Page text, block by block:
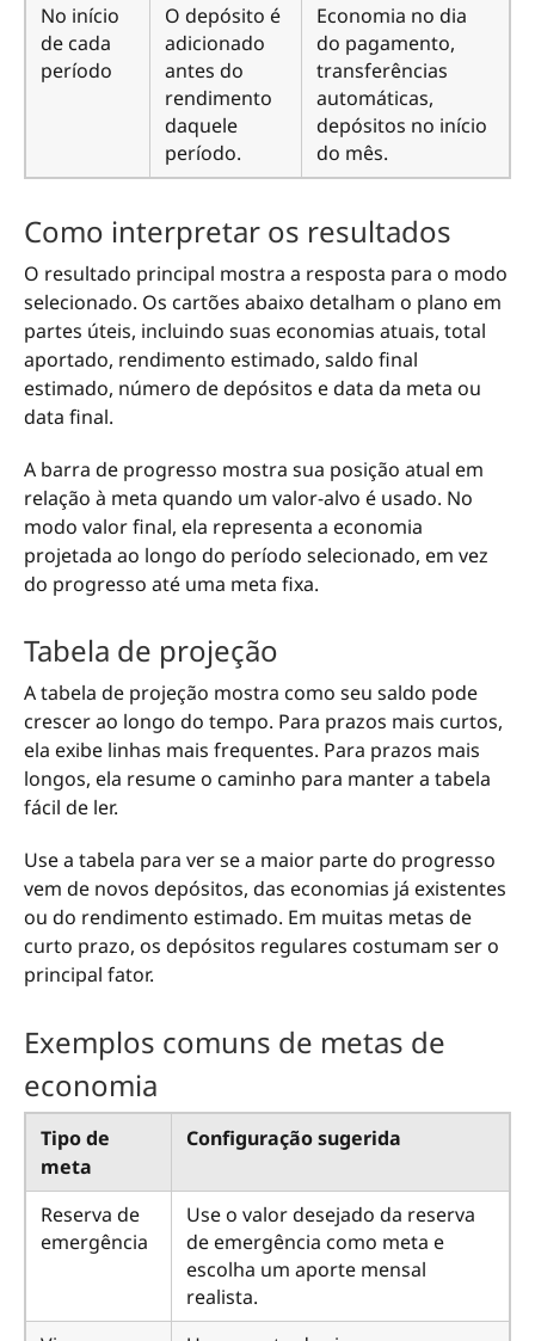
No início
de cada
período
O depósito é
adicionado
antes do
rendimento
daquele
período.
Economia no dia
do pagamento,
transferências
automáticas,
depósitos no início
do mês.
Como interpretar os resultados
O resultado principal mostra a resposta para o modo
selecionado. Os cartões abaixo detalham o plano em
partes úteis, incluindo suas economias atuais, total
aportado, rendimento estimado, saldo final
estimado, número de depósitos e data da meta ou
data final.
A barra de progresso mostra sua posição atual em
relação à meta quando um valor-alvo é usado. No
modo valor final, ela representa a economia
projetada ao longo do período selecionado, em vez
do progresso até uma meta fixa.
Tabela de projeção
A tabela de projeção mostra como seu saldo pode
crescer ao longo do tempo. Para prazos mais curtos,
ela exibe linhas mais frequentes. Para prazos mais
longos, ela resume o caminho para manter a tabela
fácil de ler.
Use a tabela para ver se a maior parte do progresso
vem de novos depósitos, das economias já existentes
ou do rendimento estimado. Em muitas metas de
curto prazo, os depósitos regulares costumam ser o
principal fator.
Exemplos comuns de metas de
economia
Tipo de
meta
Configuração sugerida
Reserva de
emergência
Use o valor desejado da reserva
de emergência como meta e
escolha um aporte mensal
realista.